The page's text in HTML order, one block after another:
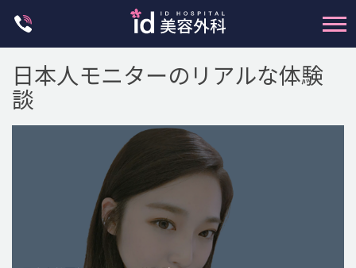
日本人モニターのリアルな体験
談